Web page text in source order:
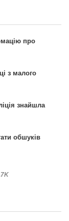
про
з малого
знайшла
обшуків